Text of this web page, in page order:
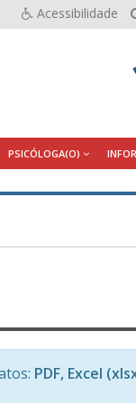
Acessibilidade
PSICÓLOGA(O)
PDF, Excel